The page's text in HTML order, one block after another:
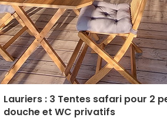
Lauriers : 3 Tentes safari pour 2
douche et WC privatifs